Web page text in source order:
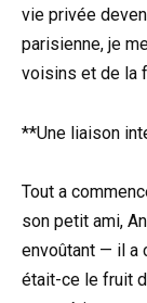
vie privée
parisienne, je
voisins et de la
**Une liaison
Tout a
son petit ami,
envoûtant — il a
était-ce le fruit